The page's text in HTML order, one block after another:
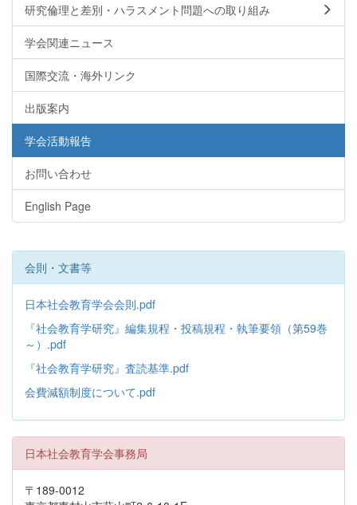
研究倫理と差別・ハラスメント問題への取り組み
学会関連ニュース
国際交流・海外リンク
出版案内
学会活動報告
お問い合わせ
English Page
会則・文書等
日本社会教育学会会則.pdf
『社会教育学研究』編集規程・投稿規程・執筆要領（第59巻
～）.pdf
『社会教育学研究』査読基準.pdf
会費減額制度について.pdf
日本社会教育学会事務局
〒189-0012